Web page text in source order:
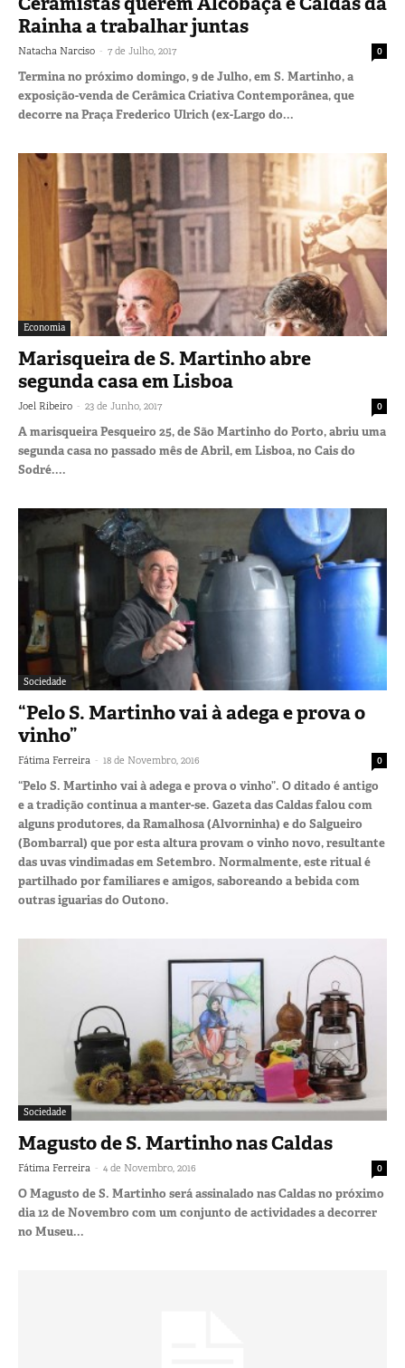
Rainha a trabalhar juntas
Natacha Narciso - 7 de Julho, 2017 0
Termina no próximo domingo, 9 de Julho, em S. Martinho, a
exposição-venda de Cerâmica Criativa Contemporânea, que
decorre na Praça Frederico Ulrich (ex-Largo do...
Economia
Marisqueira de S. Martinho abre
segunda casa em Lisboa
Joel Ribeiro - 23 de Junho, 2017 0
A marisqueira Pesqueiro 25, de São Martinho do Porto, abriu uma
segunda casa no passado mês de Abril, em Lisboa, no Cais do
Sodré....
Sociedade
“Pelo S. Martinho vai à adega e prova o
vinho”
Fátima Ferreira - 18 de Novembro, 2016 0
“Pelo S. Martinho vai à adega e prova o vinho”. O ditado é antigo
e a tradição continua a manter-se. Gazeta das Caldas falou com
alguns produtores, da Ramalhosa (Alvorninha) e do Salgueiro
(Bombarral) que por esta altura provam o vinho novo, resultante
das uvas vindimadas em Setembro. Normalmente, este ritual é
partilhado por familiares e amigos, saboreando a bebida com
outras iguarias do Outono.
Sociedade
Magusto de S. Martinho nas Caldas
Fátima Ferreira - 4 de Novembro, 2016 0
O Magusto de S. Martinho será assinalado nas Caldas no próximo
dia 12 de Novembro com um conjunto de actividades a decorrer
no Museu...